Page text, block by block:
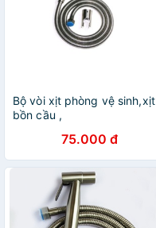
Bộ vòi xịt phòng vệ sinh,xịt
bồn cầu ,
75.000 đ